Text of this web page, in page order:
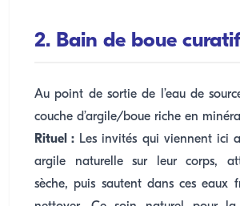
2. Bain de boue curatif
Au point de sortie de l’eau de
couche d’argile/boue riche en
Rituel : Les invités qui viennent ici
argile naturelle sur leur corps,
sèche, puis sautent dans ces eaux